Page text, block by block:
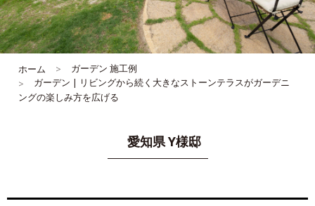
ホーム
ガーデン 施工例
ガーデン | リビングから続く大きなストーンテラスがガーデニ
ングの楽しみ方を広げる
愛知県 Y様邸